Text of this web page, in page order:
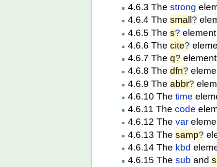
4.6.3 Thestrong
4.6.4 Thesmall ?
4.6.5 Thes? element
4.6.6 Thecite?
4.6.7 Theq? element
4.6.8 Thedfn?
4.6.9 Theabbr?
4.6.10 Thetime
4.6.11 Thecode
4.6.12 Thevar
4.6.13 Thesamp?
4.6.14 The kbd
4.6.15 Thesub and